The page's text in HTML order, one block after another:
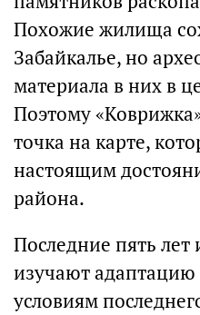
Похожие жилища
Забайкалье, но
материала в них в
Поэтому
точка на карте,
настоящим
района.
Последние пять лет
изучают
условиям